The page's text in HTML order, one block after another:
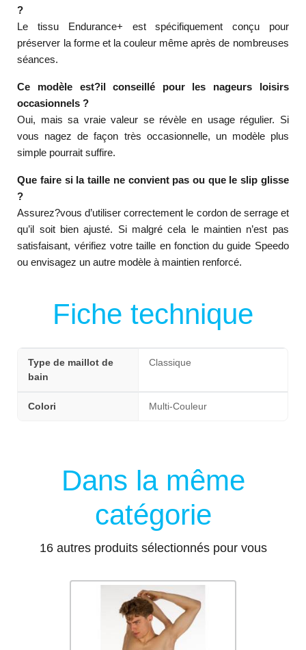
?
Le tissu Endurance+ est spécifiquement conçu pour
préserver la forme et la couleur même après de nombreuses
séances.
Ce modèle est?il conseillé pour les nageurs loisirs
occasionnels ?
Oui, mais sa vraie valeur se révèle en usage régulier. Si
vous nagez de façon très occasionnelle, un modèle plus
simple pourrait suffire.
Que faire si la taille ne convient pas ou que le slip glisse
?
Assurez?vous d’utiliser correctement le cordon de serrage et
qu’il soit bien ajusté. Si malgré cela le maintien n’est pas
satisfaisant, vérifiez votre taille en fonction du guide Speedo
ou envisagez un autre modèle à maintien renforcé.
Fiche technique
Type de maillot de
bain
Classique
Colori Multi-Couleur
Dans la même
catégorie
16 autres produits sélectionnés pour vous